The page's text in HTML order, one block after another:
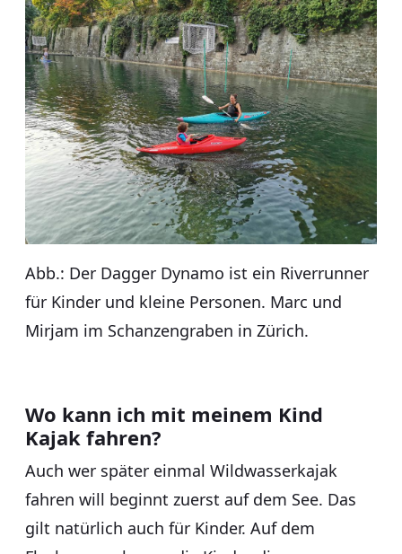
Abb.: Der Dagger Dynamo ist ein Riverrunner
für Kinder und kleine Personen. Marc und
Mirjam im Schanzengraben in Zürich.
Wo kann ich mit meinem Kind
Kajak fahren?
Auch wer später einmal Wildwasserkajak
fahren will beginnt zuerst auf dem See. Das
gilt natürlich auch für Kinder. Auf dem